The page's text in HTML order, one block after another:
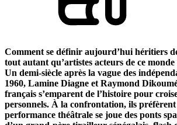
Comment se définir aujourd’hui héritiers
tout autant qu’artistes acteurs de ce
Un demi-siècle après la vague des
1960, Lamine Diagne et Raymond
français s’emparent de l’histoire pour
personnels. À la confrontation, ils
performance théâtrale se joue des ponts